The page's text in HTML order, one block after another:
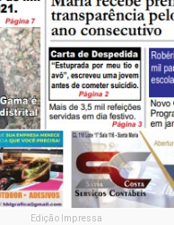
Edição Impressa